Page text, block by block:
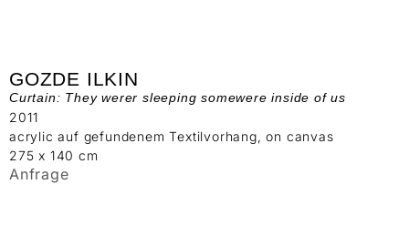
GOZDE ILKIN
Curtain: They werer sleeping somewere inside of us
2011
acrylic auf gefundenem Textilvorhang, on canvas
275 x 140 cm
Anfrage